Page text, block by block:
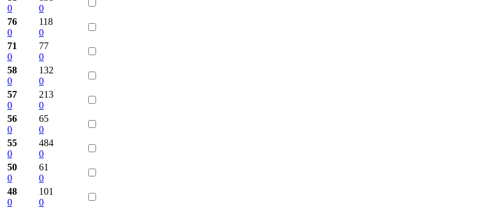
0
0
76
0
118
0
71
0
77
0
58
0
132
0
57
0
213
0
56
0
65
0
55
0
484
0
50
0
61
0
48
0
101
0